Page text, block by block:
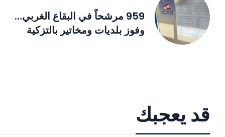
959 مرشحاً في البقاع الغربي…
وفوز بلديات ومخاتير بالتزكية
قد يعجبك